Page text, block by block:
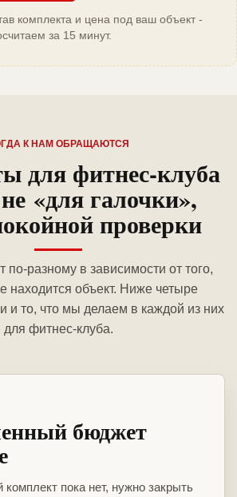
комплекта и цена под ваш объект -
за 15 минут.
К НАМ ОБРАЩАЮТСЯ
для фитнес-клуба
«для галочки»,
проверки
по-разному в зависимости от того,
находится объект. Ниже четыре
и то, что мы делаем в каждой из них
для фитнес-клуба.
бюджет
комплект пока нет, нужно закрыть